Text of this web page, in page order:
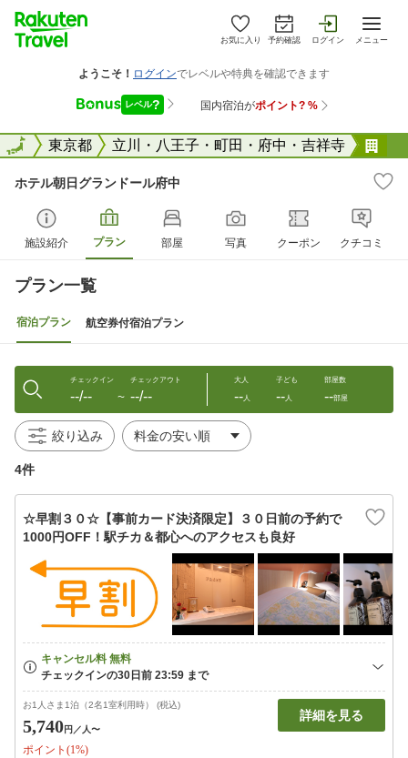
お気に入り 予約確認 ログイン メニュー
全国東京都 立川・八王子・町田・府中・吉祥寺
全国
ホテル朝日グランドール府中
施設紹介 プラン 部屋 写真 クーポン クチコミ
プラン一覧
宿泊プラン 航空券付宿泊プラン
チェックイン
--/-- 〜
チェックアウト
--/--
大人
--人
子ども
--人
部屋数
--部屋
絞り込み
4件
☆早割３０☆【事前カード決済限定】３０日前の予約で
1000円OFF！駅チカ＆都心へのアクセスも良好
お1人さま1泊（2名1室利用時） (税込)
5,740円 ／人〜
ポイント(1%)
詳細を見る